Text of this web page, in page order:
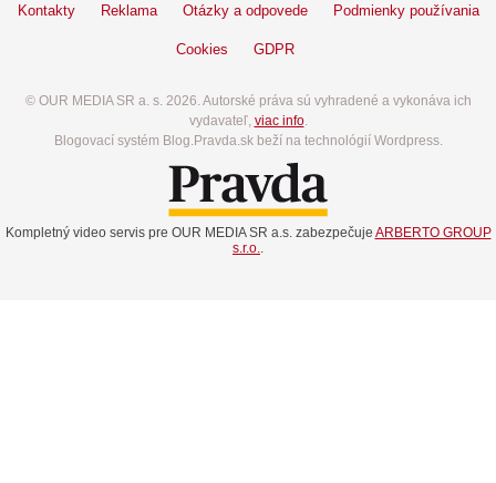
Kontakty Reklama Otázky a odpovede Podmienky používania
Cookies GDPR
© OUR MEDIA SR a. s. 2026. Autorské práva sú vyhradené a vykonáva ich
vydavateľ, viac info.
Blogovací systém Blog.Pravda.sk beží na technológií Wordpress.
Kompletný video servis pre OUR MEDIA SR a.s. zabezpečuje ARBERTO GROUP
s.r.o.